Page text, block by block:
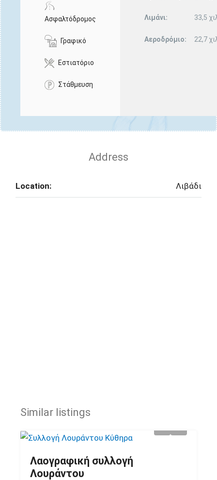
Ασφαλτόδρομος
Γραφικό
Εστιατόριο
Στάθμευση
Λιμάνι: 33,5
Αεροδρόμιο: 22,7
Address
Location: Λιβάδι
Similar listings
Λαογραφική συλλογή
Λουράντου